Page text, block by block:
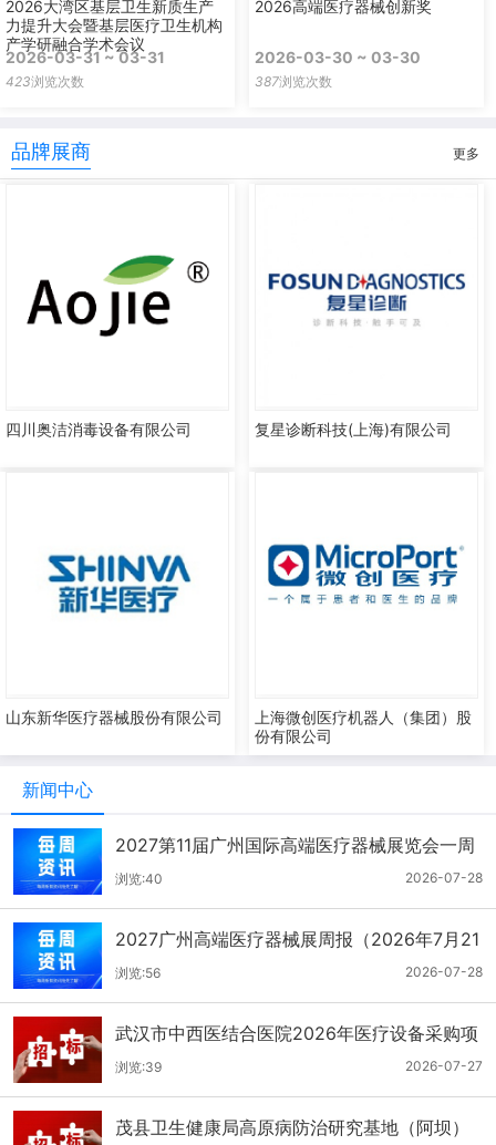
2026大湾区基层卫生新质生产
力提升大会暨基层医疗卫生机构
产学研融合学术会议
2026-03-31 ~ 03-31
423浏览次数
2026高端医疗器械创新奖
2026-03-30 ~ 03-30
387浏览次数
品牌展商 更多
四川奥洁消毒设备有限公司 复星诊断科技(上海)有限公司
山东新华医疗器械股份有限公司
上海微创医疗机器人（集团）股
份有限公司
新闻中心
2027第11届广州国际高端医疗器械展览会一周
报（7.22-7.28）
2026-07-28
浏览:40
2027广州高端医疗器械展周报（2026年7月21
-27日）
2026-07-28
浏览:56
武汉市中西医结合医院2026年医疗设备采购项
目三十三公开招标公告
2026-07-27
浏览:39
茂县卫生健康局高原病防治研究基地（阿坝）